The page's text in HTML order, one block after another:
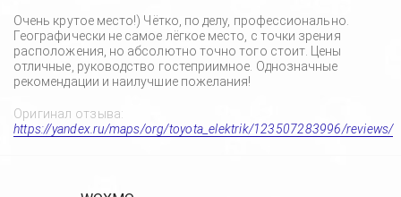
Очень крутое место!) Чётко, по делу, профессионально.
Географически не самое лёгкое место, с точки зрения
расположения, но абсолютно точно того стоит. Цены
отличные, руководство гостеприимное. Однозначные
рекомендации и наилучшие пожелания!
Оригинал отзыва:
https://yandex.ru/maps/org/toyota_elektrik/123507283996/reviews/